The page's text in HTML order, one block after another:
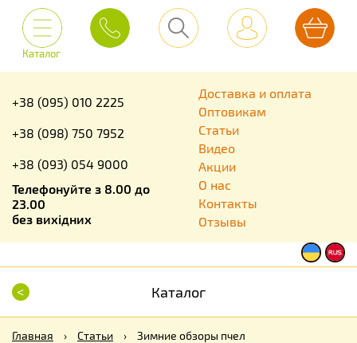
Каталог
+38 (095) 010 2225
+38 (098) 750 7952
+38 (093) 054 9000
Телефонуйте з 8.00 до
23.00
без вихідних
Доставка и оплата
Оптовикам
Статьи
Видео
Акции
О нас
Контакты
Отзывы
< Каталог
Главная › Статьи › Зимние обзоры пчел